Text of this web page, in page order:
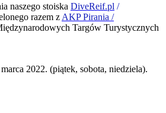
naszego stoiska DiveReif.pl /
razem z AKP Pirania /
Targów Turystycznych
2022. (piątek, sobota, niedziela).